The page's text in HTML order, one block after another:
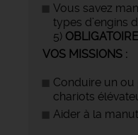
Vous savez
types d’engins
5) OBLIGATOIRE
VOS MISSIONS :
Conduire un
chariots
Aider à la